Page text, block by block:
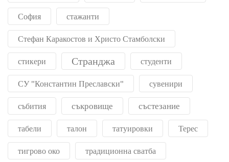
София стажанти
Стефан Каракостов и Христо Стамболски
стикери Странджа студенти
СУ "Константин Преславски" сувенири
събития съкровище състезание
табели талон татуировки Терес
тигрово око традиционна сватба